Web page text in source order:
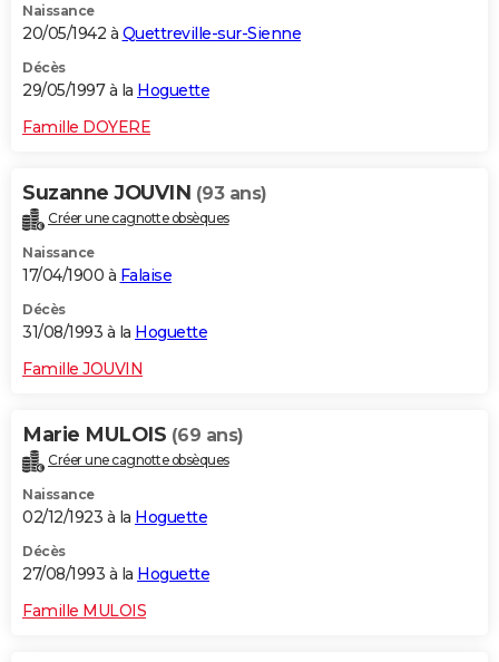
Naissance
20/05/1942 à Quettreville-sur-Sienne
Décès
29/05/1997 à la Hoguette
Famille DOYERE
Suzanne JOUVIN (93 ans)
Créer une cagnotte obsèques
Naissance
17/04/1900 à Falaise
Décès
31/08/1993 à la Hoguette
Famille JOUVIN
Marie MULOIS (69 ans)
Créer une cagnotte obsèques
Naissance
02/12/1923 à la Hoguette
Décès
27/08/1993 à la Hoguette
Famille MULOIS